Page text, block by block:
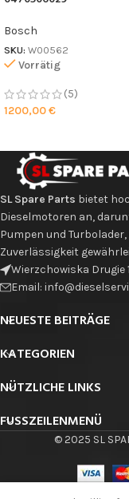
Bosch
SKU: W00562
Vorrätig
(5)
1200,00€
SL Spare Parts bietet
Dieselmotoren an,
Pumpen und
Zuverlässigkeit
Wierzchowiska Drugie
Email:
NEUESTE BEITRÄGE
KATEGORIEN
NÜTZLICHE LINKS
FUSSZEILENMENÜ
© 2025 SL